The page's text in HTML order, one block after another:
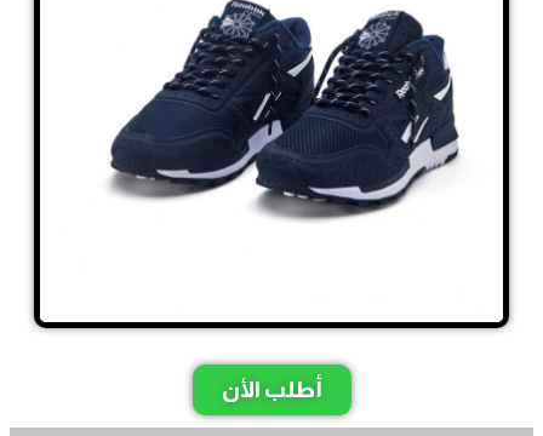
أطلب الأن